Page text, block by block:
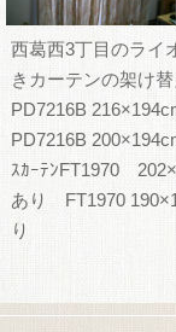
西葛西3丁目のラ
きカーテンの架け
PD7216B
PD7216B
ｽｶｰﾃﾝFT1970
あり FT1970
り